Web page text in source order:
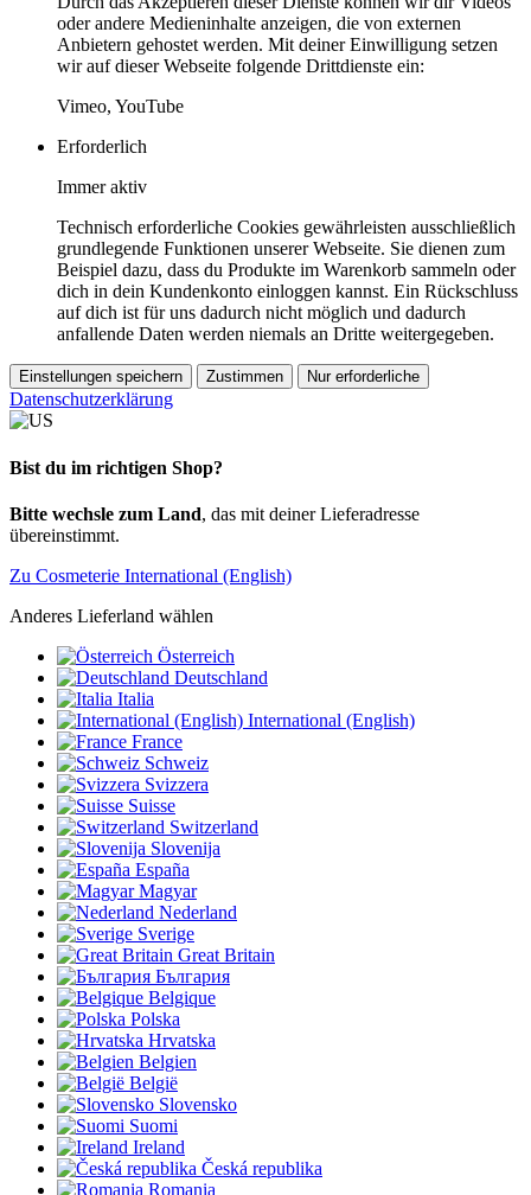
oder andere Medieninhalte anzeigen, die von externen
Anbietern gehostet werden. Mit deiner Einwilligung setzen
wir auf dieser Webseite folgende Drittdienste ein:
Vimeo, YouTube
Erforderlich
Immer aktiv
Technisch erforderliche Cookies gewährleisten ausschließlich
grundlegende Funktionen unserer Webseite. Sie dienen zum
Beispiel dazu, dass du Produkte im Warenkorb sammeln oder
dich in dein Kundenkonto einloggen kannst. Ein Rückschluss
auf dich ist für uns dadurch nicht möglich und dadurch
anfallende Daten werden niemals an Dritte weitergegeben.
Einstellungen speichern Zustimmen Nur erforderliche
Datenschutzerklärung
Bist du im richtigen Shop?
Bitte wechsle zum Land, das mit deiner Lieferadresse
übereinstimmt.
Zu Cosmeterie International (English)
Anderes Lieferland wählen
Österreich
Deutschland
Italia
International (English)
France
Schweiz
Svizzera
Suisse
Switzerland
Slovenija
España
Magyar
Nederland
Sverige
Great Britain
България
Belgique
Polska
Hrvatska
Belgien
België
Slovensko
Suomi
Ireland
Česká republika
Romania